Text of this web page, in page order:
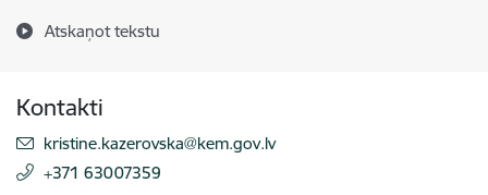
Atskaņot tekstu
Kontakti
E-pasts:
kristine.kazerovska@kem.gov.lv
+371 63007359